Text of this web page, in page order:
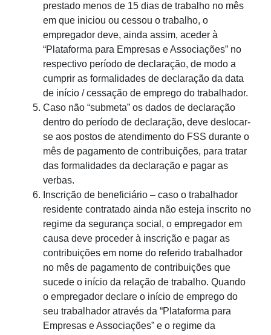
prestado menos de 15 dias de trabalho no mês
em que iniciou ou cessou o trabalho, o
empregador deve, ainda assim, aceder à
“Plataforma para Empresas e Associações” no
respectivo período de declaração, de modo a
cumprir as formalidades de declaração da data
de início / cessação de emprego do trabalhador.
Caso não “submeta” os dados de declaração
dentro do período de declaração, deve deslocar-
se aos postos de atendimento do FSS durante o
mês de pagamento de contribuições, para tratar
das formalidades da declaração e pagar as
verbas.
Inscrição de beneficiário – caso o trabalhador
residente contratado ainda não esteja inscrito no
regime da segurança social, o empregador em
causa deve proceder à inscrição e pagar as
contribuições em nome do referido trabalhador
no mês de pagamento de contribuições que
sucede o início da relação de trabalho. Quando
o empregador declare o início de emprego do
seu trabalhador através da “Plataforma para
Empresas e Associações” e o regime da